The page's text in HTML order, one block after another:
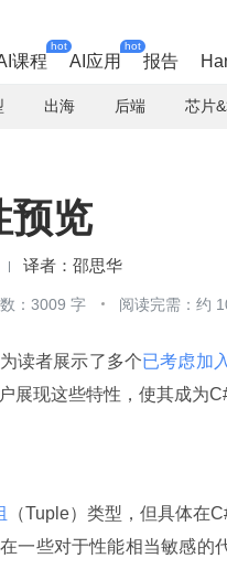
课程
hot
AI应用
hot
报告
出海 后端 芯片
预览
邵思华
：3009 字 阅读完需：约
读者展示了多个已考虑加
展现这些特性，使其成为
（Tuple）类型，但具体在
一些对于性能相当敏感的